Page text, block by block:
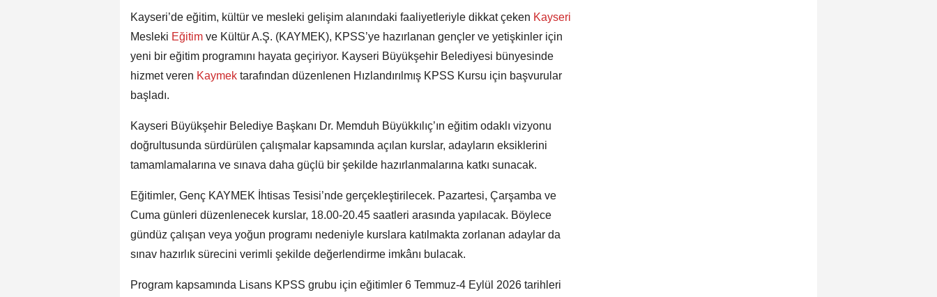
Kayseri’de eğitim, kültür ve mesleki gelişim alanındaki faaliyetleriyle dikkat çeken Kayseri
Mesleki Eğitim ve Kültür A.Ş. (KAYMEK), KPSS’ye hazırlanan gençler ve yetişkinler için
yeni bir eğitim programını hayata geçiriyor. Kayseri Büyükşehir Belediyesi bünyesinde
hizmet veren Kaymek tarafından düzenlenen Hızlandırılmış KPSS Kursu için başvurular
başladı.
Kayseri Büyükşehir Belediye Başkanı Dr. Memduh Büyükkılıç’ın eğitim odaklı vizyonu
doğrultusunda sürdürülen çalışmalar kapsamında açılan kurslar, adayların eksiklerini
tamamlamalarına ve sınava daha güçlü bir şekilde hazırlanmalarına katkı sunacak.
Eğitimler, Genç KAYMEK İhtisas Tesisi’nde gerçekleştirilecek. Pazartesi, Çarşamba ve
Cuma günleri düzenlenecek kurslar, 18.00-20.45 saatleri arasında yapılacak. Böylece
gündüz çalışan veya yoğun programı nedeniyle kurslara katılmakta zorlanan adaylar da
sınav hazırlık sürecini verimli şekilde değerlendirme imkânı bulacak.
Program kapsamında Lisans KPSS grubu için eğitimler 6 Temmuz-4 Eylül 2026 tarihleri